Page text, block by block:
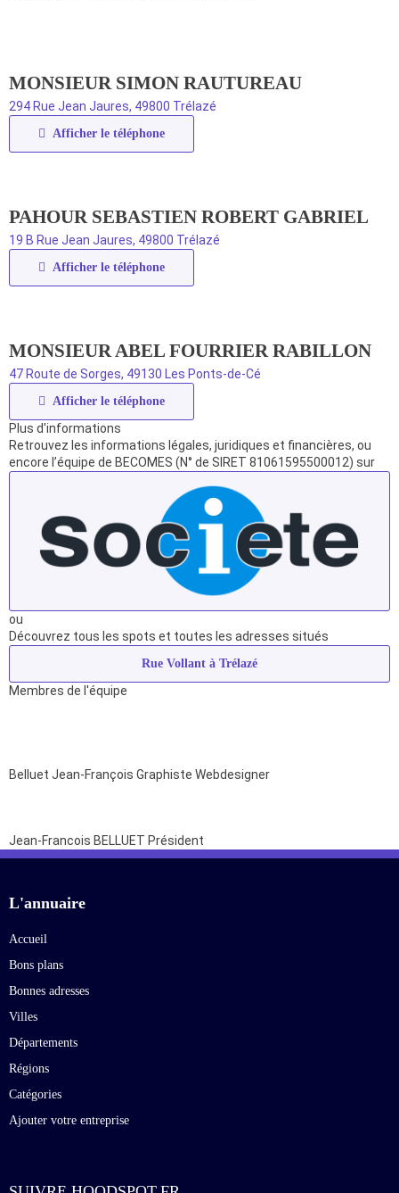
MONSIEUR SIMON RAUTUREAU
294 Rue Jean Jaures, 49800 Trélazé
Afficher le téléphone
PAHOUR SEBASTIEN ROBERT GABRIEL
19 B Rue Jean Jaures, 49800 Trélazé
Afficher le téléphone
MONSIEUR ABEL FOURRIER RABILLON
47 Route de Sorges, 49130 Les Ponts‑de‑Cé
Afficher le téléphone
Plus d'informations
Retrouvez les informations légales, juridiques et financières, ou
encore l’équipe de BECOMES (N° de SIRET 81061595500012) sur
ou
Découvrez tous les spots et toutes les adresses situés
Rue Vollant à Trélazé
Membres de l'équipe
Belluet Jean-François Graphiste Webdesigner
Jean-Francois BELLUET Président
L'annuaire
Accueil
Bons plans
Bonnes adresses
Villes
Départements
Régions
Catégories
Ajouter votre entreprise